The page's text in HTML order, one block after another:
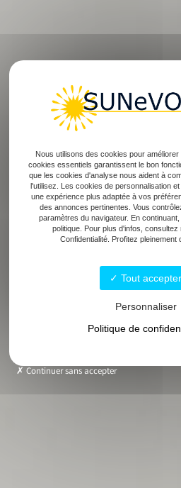
Nous utilisons des cookies pour
cookies essentiels garantissent le bon
que les cookies d'analyse nous aident à
l'utilisez. Les cookies de personnalisation
une expérience plus adaptée à vos
des annonces pertinentes. Vous
paramètres du navigateur. En
politique. Pour plus d'infos, consultez
Confidentialité. Profitez pleinement
Tout accepter
Personnaliser
Politique de
Continuer sans accepter